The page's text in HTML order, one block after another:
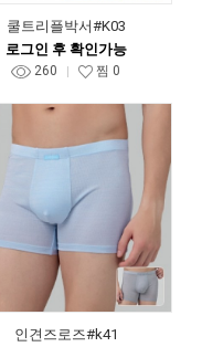
쿨트리플박서#K03
로그인 후 확인가능
260 찜 0
인견즈로즈#k41